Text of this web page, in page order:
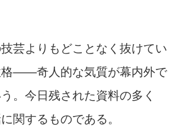
芸よりもどことなく抜けてい
格――奇人的な気質が幕内外で
。今日残された資料の多く
関するものである。